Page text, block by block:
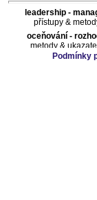
leadership -
přístupy &
oceňování -
metody &
Podmínky